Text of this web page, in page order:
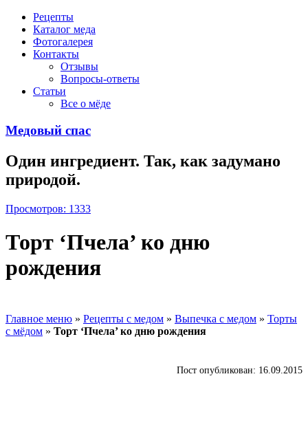
Рецепты
Каталог меда
Фотогалерея
Контакты
Отзывы
Вопросы-ответы
Статьи
Все о мёде
Медовый спас
Один ингредиент. Так, как задумано
природой.
Просмотров: 1333
Торт ‘Пчела’ ко дню
рождения
Главное меню » Рецепты с медом » Выпечка с медом » Торты
с мёдом » Торт ‘Пчела’ ко дню рождения
Пост опубликован: 16.09.2015